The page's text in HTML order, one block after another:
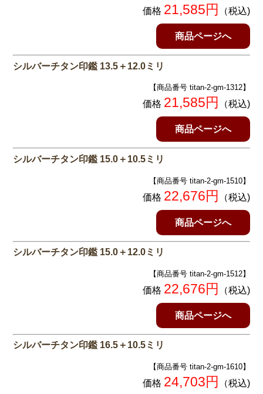
価格 21,585円 （税込)
商品ページへ
シルバーチタン印鑑 13.5＋12.0ミリ
【商品番号 titan-2-gm-1312】
価格 21,585円 （税込)
商品ページへ
シルバーチタン印鑑 15.0＋10.5ミリ
【商品番号 titan-2-gm-1510】
価格 22,676円 （税込)
商品ページへ
シルバーチタン印鑑 15.0＋12.0ミリ
【商品番号 titan-2-gm-1512】
価格 22,676円 （税込)
商品ページへ
シルバーチタン印鑑 16.5＋10.5ミリ
【商品番号 titan-2-gm-1610】
価格 24,703円 （税込)